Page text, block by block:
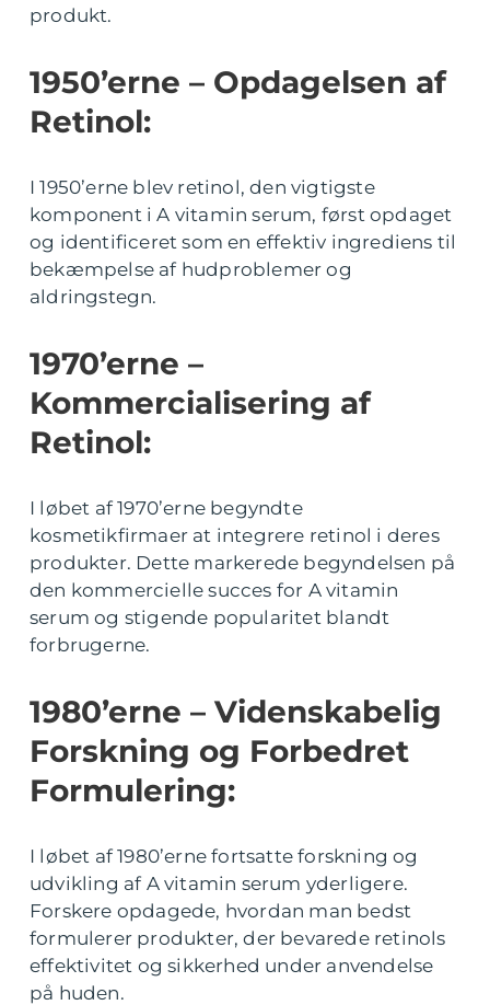
produkt.
1950’erne – Opdagelsen af
Retinol:
I 1950’erne blev retinol, den vigtigste
komponent i A vitamin serum, først opdaget
og identificeret som en effektiv ingrediens til
bekæmpelse af hudproblemer og
aldringstegn.
1970’erne –
Kommercialisering af
Retinol:
I løbet af 1970’erne begyndte
kosmetikfirmaer at integrere retinol i deres
produkter. Dette markerede begyndelsen på
den kommercielle succes for A vitamin
serum og stigende popularitet blandt
forbrugerne.
1980’erne – Videnskabelig
Forskning og Forbedret
Formulering:
I løbet af 1980’erne fortsatte forskning og
udvikling af A vitamin serum yderligere.
Forskere opdagede, hvordan man bedst
formulerer produkter, der bevarede retinols
effektivitet og sikkerhed under anvendelse
på huden.